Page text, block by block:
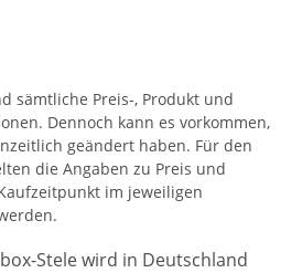
sämtliche Preis-, Produkt und
Dennoch kann es vorkommen,
geändert haben. Für den
die Angaben zu Preis und
im jeweiligen
Stele wird in Deutschland